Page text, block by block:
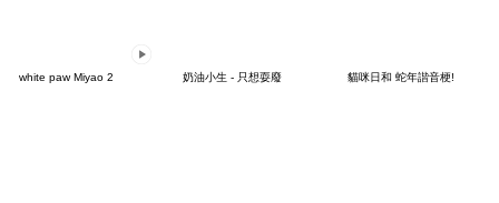
white paw Miyao 2 奶油小生 - 只想耍廢 貓咪日和 蛇年諧音梗!